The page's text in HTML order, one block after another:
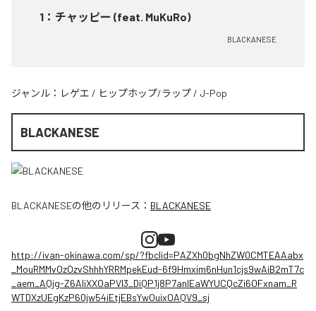
1 ： チャッピー (feat. MuKuRo)
BLACKANESE
ジャンル： レゲエ / ヒップホップ/ラップ / J-Pop
BLACKANESE
BLACKANESEの他のリリース： BLACKANESE
http://ivan-okinawa.com/sp/?fbclid=PAZXh0bgNhZW0CMTEAAabx
_MouRMMvOzOzvShhhYRRMpekEud-6f9Hmxim6nHun1cjs9wAiB2mT7c
_aem_AQjg-Z6AIiXXOaPVl3_DiQP1j8P7anlEaWYUCQcZi6OFxnam_R
WTDXzUEgKzP60jw54iEtjEBsYwOuixOAQV9_sj